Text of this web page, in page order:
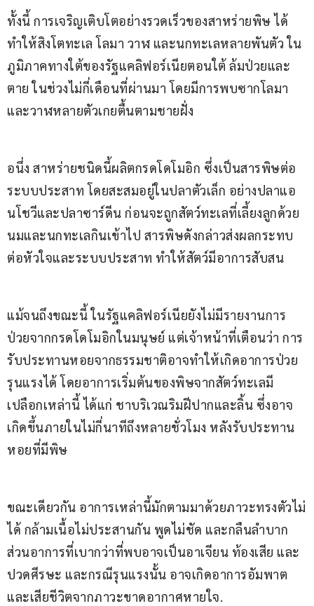
ทั้งนี้ การเจริญเติบโตอย่างรวดเร็วของสาหร่ายพิษ ได้
ทำให้สิงโตทะเล โลมา วาฬ และนกทะเลหลายพันตัว ใน
ภูมิภาคทางใต้ของรัฐแคลิฟอร์เนียตอนใต้ ล้มป่วยและ
ตาย ในช่วงไม่กี่เดือนที่ผ่านมา โดยมีการพบซากโลมา
และวาฬหลายตัวเกยตื้นตามชายฝั่ง
อนึ่ง สาหร่ายชนิดนี้ผลิตกรดโดโมอิก ซึ่งเป็นสารพิษต่อ
ระบบประสาท โดยสะสมอยู่ในปลาตัวเล็ก อย่างปลาแอ
นโชวีและปลาซาร์ดีน ก่อนจะถูกสัตว์ทะเลที่เลี้ยงลูกด้วย
นมและนกทะเลกินเข้าไป สารพิษดังกล่าวส่งผลกระทบ
ต่อหัวใจและระบบประสาท ทำให้สัตว์มีอาการสับสน
แม้จนถึงขณะนี้ ในรัฐแคลิฟอร์เนียยังไม่มีรายงานการ
ป่วยจากกรดโดโมอิกในมนุษย์ แต่เจ้าหน้าที่เตือนว่า การ
รับประทานหอยจากธรรมชาติอาจทำให้เกิดอาการป่วย
รุนแรงได้ โดยอาการเริ่มต้นของพิษจากสัตว์ทะเลมี
เปลือกเหล่านี้ ได้แก่ ชาบริเวณริมฝีปากและลิ้น ซึ่งอาจ
เกิดขึ้นภายในไม่กี่นาทีถึงหลายชั่วโมง หลังรับประทาน
หอยที่มีพิษ
ขณะเดียวกัน อาการเหล่านี้มักตามมาด้วยภาวะทรงตัวไม่
ได้ กล้ามเนื้อไม่ประสานกัน พูดไม่ชัด และกลืนลำบาก
ส่วนอาการที่เบากว่าที่พบอาจเป็นอาเจียน ท้องเสีย และ
ปวดศีรษะ และกรณีรุนแรงนั้น อาจเกิดอาการอัมพาต
และเสียชีวิตจากภาวะขาดอากาศหายใจ.